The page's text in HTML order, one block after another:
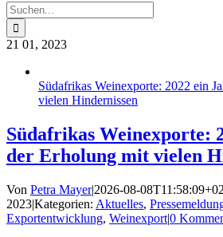
Suche
nach:
21 01, 2023
Südafrikas Weinexporte: 2022 ein
vielen Hindernissen
Südafrikas Weinexporte:
der Erholung mit vielen
Von Petra Mayer|2026-08-
2023|Kategorien: Aktuelles,
Exportentwicklung, Weinexport|0